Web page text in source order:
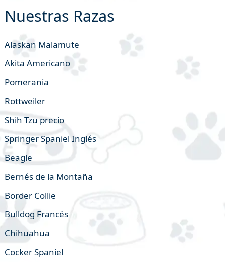
Nuestras Razas
Alaskan Malamute
Akita Americano
Pomerania
Rottweiler
Shih Tzu precio
Springer Spaniel Inglés
Beagle
Bernés de la Montaña
Border Collie
Bulldog Francés
Chihuahua
Cocker Spaniel